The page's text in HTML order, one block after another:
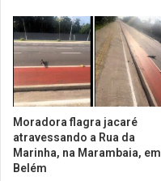
Moradora flagra jacaré
atravessando a Rua da
Marinha, na Marambaia, em
Belém